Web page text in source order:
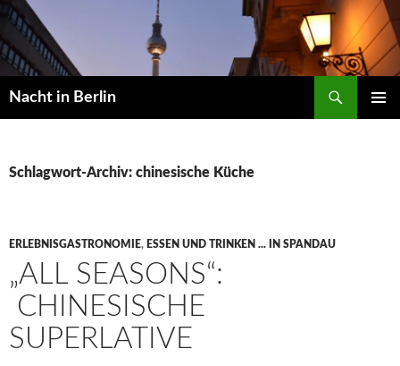
Zum
Inhalt
springen
Nacht in Berlin
Schlagwort-Archiv: chinesische Küche
ERLEBNISGASTRONOMIE, ESSEN UND TRINKEN ... IN SPANDAU
„ALL SEASONS“:
CHINESISCHE
SUPERLATIVE